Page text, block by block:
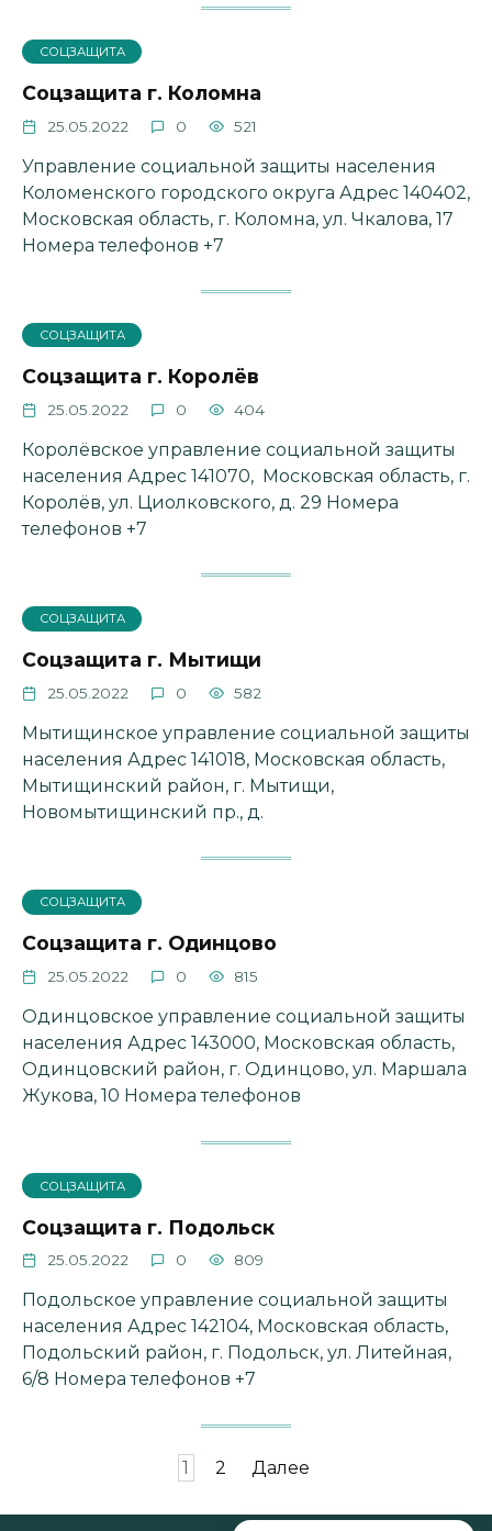
СОЦЗАЩИТА
Соцзащита г. Коломна
25.05.2022 0 521
Управление социальной защиты населения
Коломенского городского округа Адрес 140402,
Московская область, г. Коломна, ул. Чкалова, 17
Номера телефонов +7
СОЦЗАЩИТА
Соцзащита г. Королёв
25.05.2022 0 404
Королёвское управление социальной защиты
населения Адрес 141070, Московская область, г.
Королёв, ул. Циолковского, д. 29 Номера
телефонов +7
СОЦЗАЩИТА
Соцзащита г. Мытищи
25.05.2022 0 582
Мытищинское управление социальной защиты
населения Адрес 141018, Московская область,
Мытищинский район, г. Мытищи,
Новомытищинский пр., д.
СОЦЗАЩИТА
Соцзащита г. Одинцово
25.05.2022 0 815
Одинцовское управление социальной защиты
населения Адрес 143000, Московская область,
Одинцовский район, г. Одинцово, ул. Маршала
Жукова, 10 Номера телефонов
СОЦЗАЩИТА
Соцзащита г. Подольск
25.05.2022 0 809
Подольское управление социальной защиты
населения Адрес 142104, Московская область,
Подольский район, г. Подольск, ул. Литейная,
6/8 Номера телефонов +7
1 2 Далее